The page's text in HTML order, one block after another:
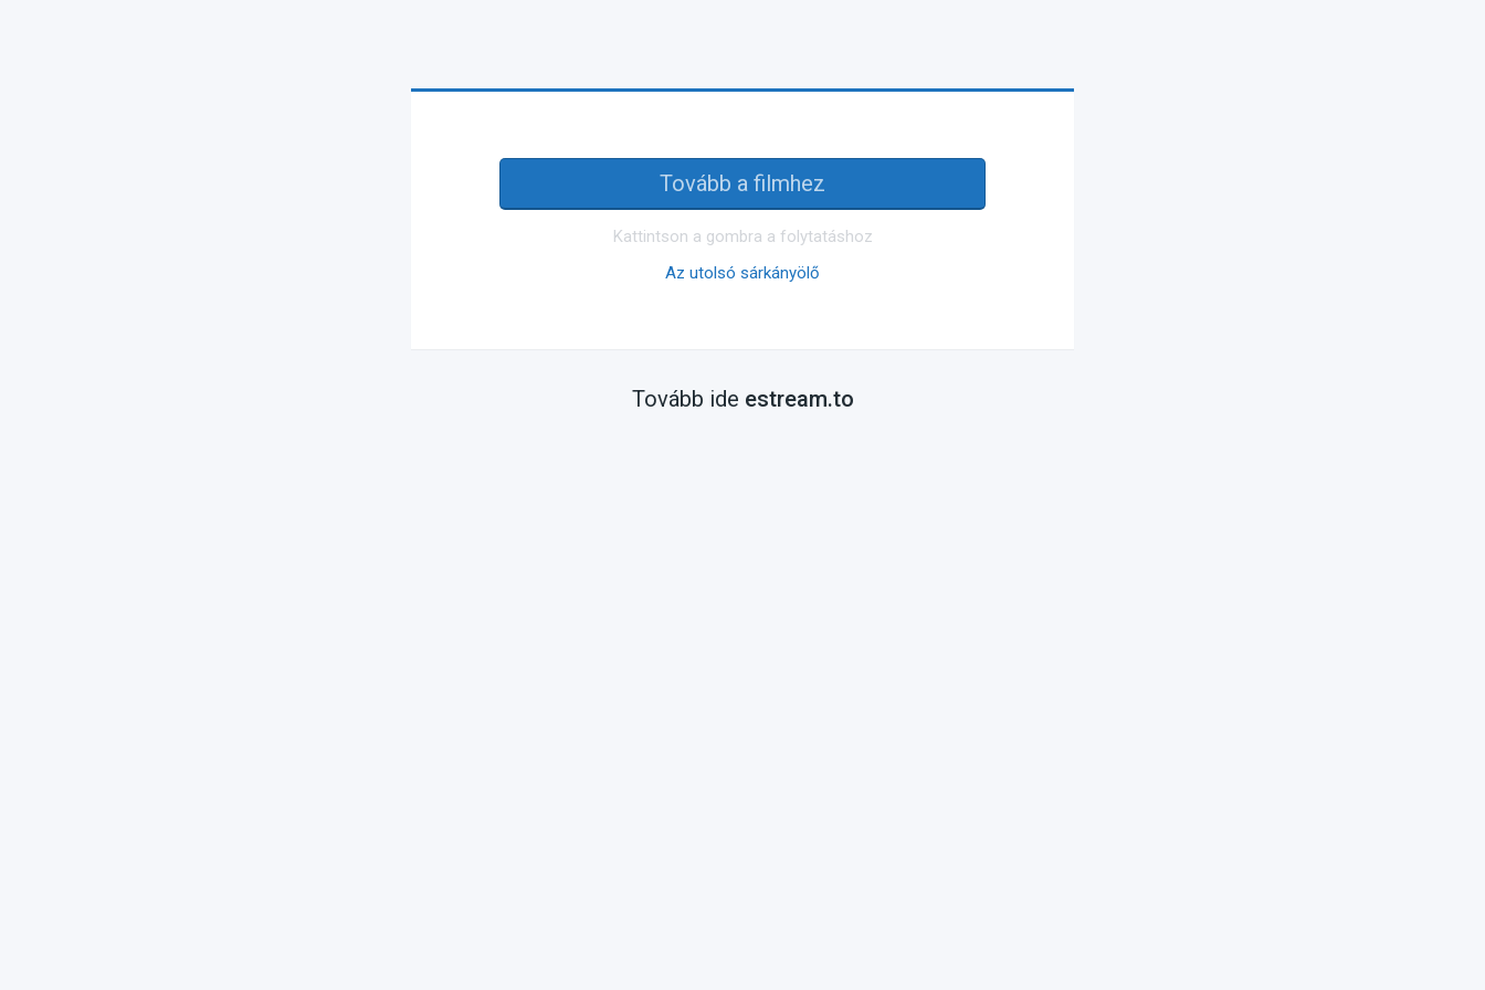
Tovább a filmhez
Kattintson a gombra a folytatáshoz
Az utolsó sárkányölő
Tovább ide estream.to